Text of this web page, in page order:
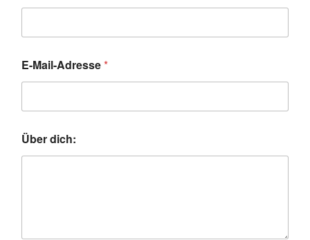
E-Mail-Adresse*
Über dich: